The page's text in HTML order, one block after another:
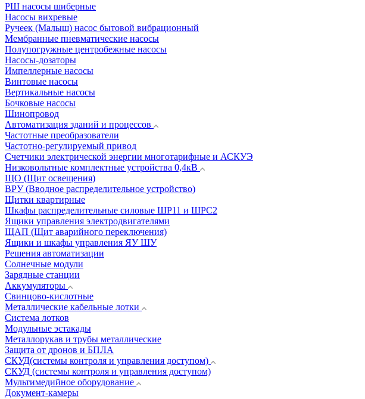
РШ насосы шиберные
Насосы вихревые
Ручеек (Малыш) насос бытовой вибрационный
Мембранные пневматические насосы
Полупогружные центробежные насосы
Насосы-дозаторы
Импеллерные насосы
Винтовые насосы
Вертикальные насосы
Бочковые насосы
Шинопровод
Автоматизация зданий и процессов
Частотные преобразователи
Частотно-регулируемый привод
Счетчики электрической энергии многотарифные и АСКУЭ
Низковольтные комплектные устройства 0,4кВ
ЩО (Щит освещения)
ВРУ (Вводное распределительное устройство)
Щитки квартирные
Шкафы распределительные силовые ШР11 и ШРС2
Ящики управления электродвигателями
ЩАП (Щит аварийного переключения)
Ящики и шкафы управления ЯУ ШУ
Решения автоматизации
Солнечные модули
Зарядные станции
Аккумуляторы
Свинцово-кислотные
Металлические кабельные лотки
Система лотков
Модульные эстакады
Металлорукав и трубы металлические
Защита от дронов и БПЛА
СКУД(системы контроля и управления доступом)
СКУД (системы контроля и управления доступом)
Мультимедийное оборудование
Документ-камеры